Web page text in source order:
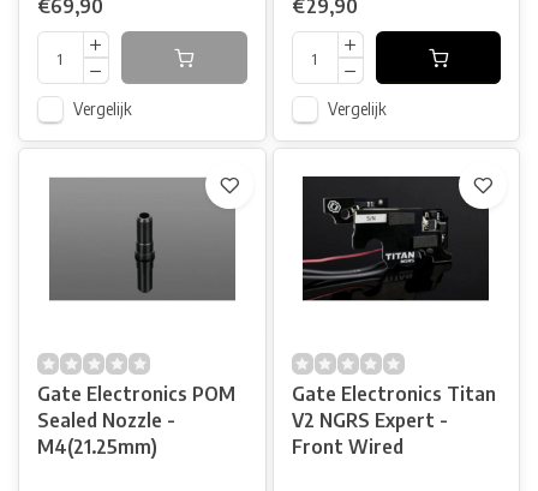
€69,90
Vergelijk
€29,90
Vergelijk
Gate Electronics POM
Sealed Nozzle -
M4(21.25mm)
Gate Electronics Titan
V2 NGRS Expert -
Front Wired